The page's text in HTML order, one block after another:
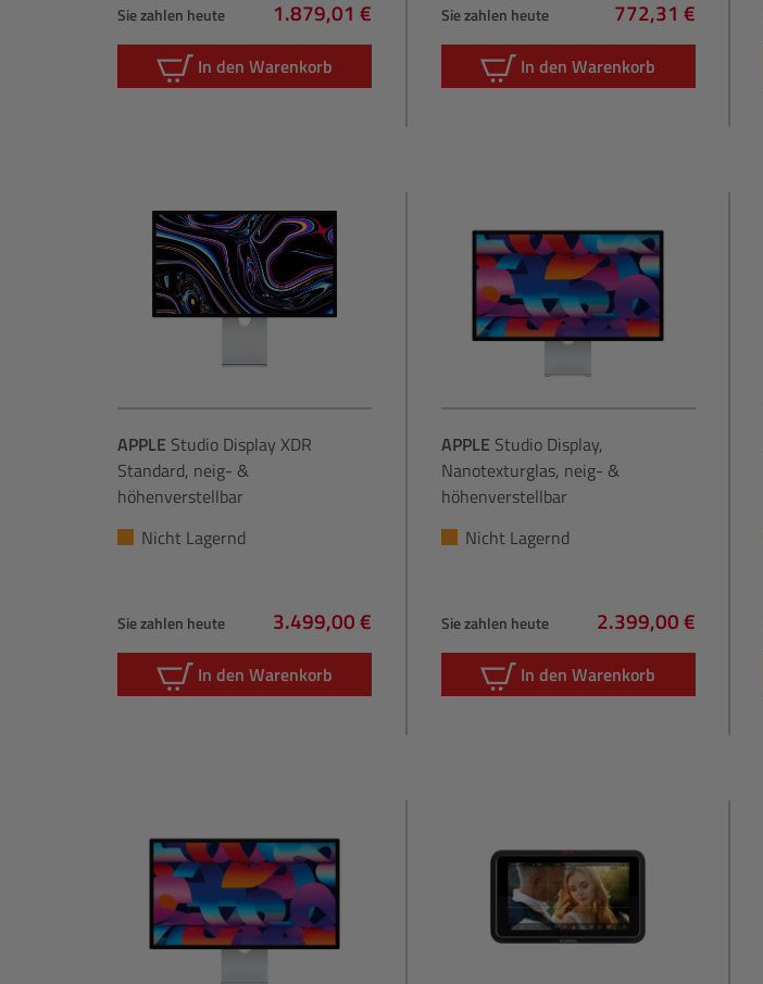
Sie zahlen heute
Regulärer Preis:
1.879,01 €
In den Warenkorb
Sie zahlen heute
Regulärer Preis:
772,31 €
In den Warenkorb
APPLE Studio Display XDR
Standard, neig- &
höhenverstellbar
Nicht Lagernd
Sie zahlen heute
Regulärer Preis:
3.499,00 €
In den Warenkorb
APPLE Studio Display,
Nanotexturglas, neig- &
höhenverstellbar
Nicht Lagernd
Sie zahlen heute
Regulärer Preis:
2.399,00 €
In den Warenkorb